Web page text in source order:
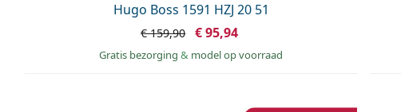
Hugo Boss 1591 HZJ 20 51
€ 159,90 € 95,94
Gratis bezorging & model op voorraad